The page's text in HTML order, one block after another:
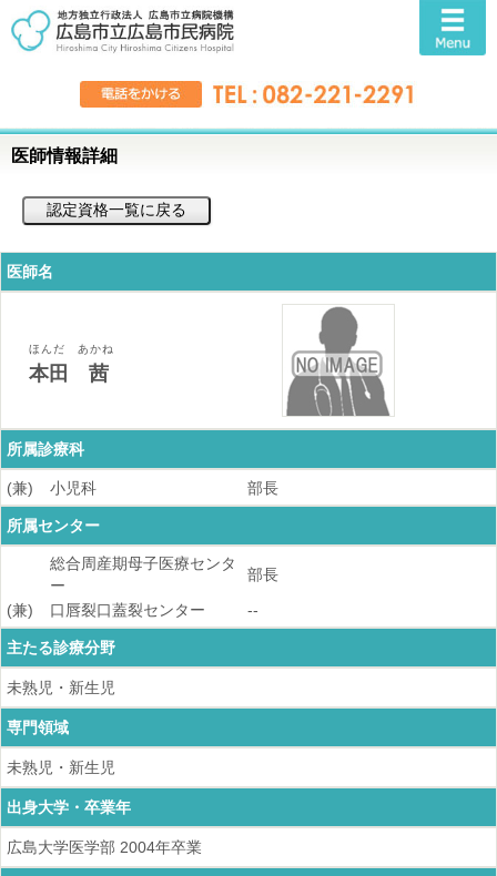
医師情報詳細
医師名
ほんだ あかね
本田 茜
所属診療科
(兼) 小児科 部長
所属センター
総合周産期母子医療センタ
ー
部長
(兼)
口唇裂口蓋裂センター --
主たる診療分野
未熟児・新生児
専門領域
未熟児・新生児
出身大学・卒業年
広島大学医学部 2004年卒業